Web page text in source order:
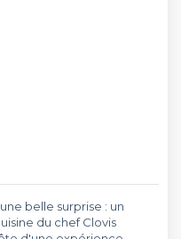
belle surprise : un
du chef Clovis